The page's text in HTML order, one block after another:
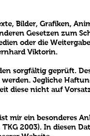
Bilder, Grafiken,
Gesetzen zum
oder die
Viktorin.
sorgfältig geprüft.
Jegliche
diese nicht auf
mir ein besonderes
TKG 2003). In diesen